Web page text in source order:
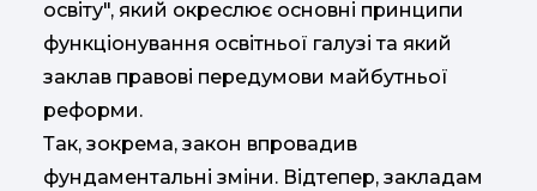
освіту", який окреслює основні принципи
функціонування освітньої галузі та який
заклав правові передумови майбутньої
реформи.
Так, зокрема, закон впровадив
фундаментальні зміни. Відтепер, закладам